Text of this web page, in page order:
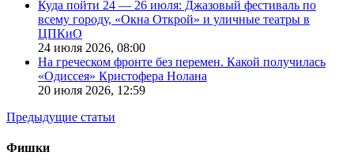
Куда пойти 24 — 26 июля: Джазовый фестиваль по
всему городу, «Окна Открой» и уличные театры в
ЦПКиО
24 июля 2026, 08:00
На греческом фронте без перемен. Какой получилась
«Одиссея» Кристофера Нолана
20 июля 2026, 12:59
Предыдущие статьи
Фишки